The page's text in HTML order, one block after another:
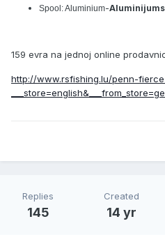
Spool: Aluminium-
159 evra na jednoj online
http://www.rsfishing.lu/penn-
Replies
145
Created
14 yr